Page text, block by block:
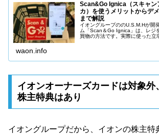
Scan&Go Ignica（スキャン
カ）を使うメリットからデ
まで解説
イオングループののU.S.M.Hが開
ム「Scan＆Go Ignica」は、レジ
買物の方法です。実際に使った立
waon.info
イオンオーナーズカードは対象外
株主特典はあり
イオングループだから、イオンの株主特